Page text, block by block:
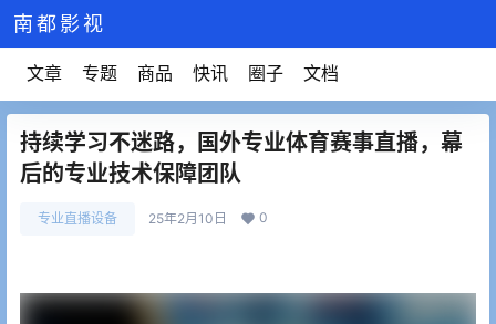
南都影视
文章 专题 商品 快讯 圈子 文档
持续学习不迷路，国外专业体育赛事直播，幕
后的专业技术保障团队
专业直播设备 25年2月10日 0